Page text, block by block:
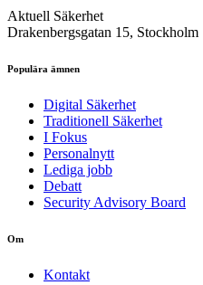
Aktuell Säkerhet
Drakenbergsgatan 15, Stockholm
Populära ämnen
Digital Säkerhet
Traditionell Säkerhet
I Fokus
Personalnytt
Lediga jobb
Debatt
Security Advisory Board
Om
Kontakt